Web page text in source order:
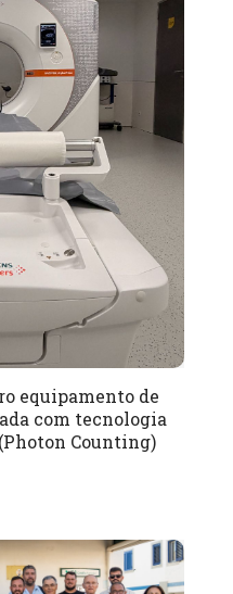
equipamento de
com tecnologia
Counting)